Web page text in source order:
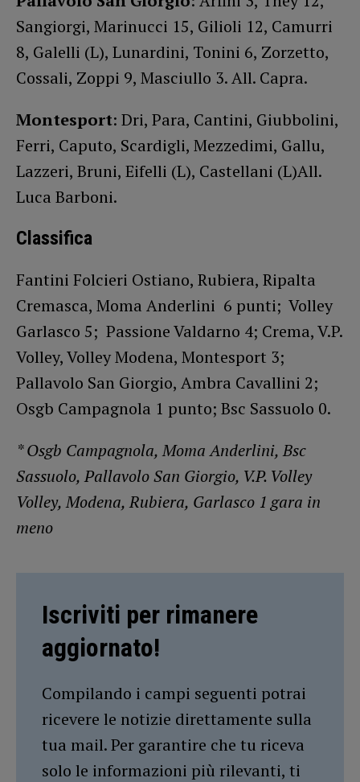
Sangiorgi, Marinucci 15, Gilioli 12, Camurri
8, Galelli (L), Lunardini, Tonini 6, Zorzetto,
Cossali, Zoppi 9, Masciullo 3. All. Capra.
Montesport: Dri, Para, Cantini, Giubbolini,
Ferri, Caputo, Scardigli, Mezzedimi, Gallu,
Lazzeri, Bruni, Eifelli (L), Castellani (L)All.
Luca Barboni.
Classifica
Fantini Folcieri Ostiano, Rubiera, Ripalta
Cremasca, Moma Anderlini 6 punti; Volley
Garlasco 5; Passione Valdarno 4; Crema, V.P.
Volley, Volley Modena, Montesport 3;
Pallavolo San Giorgio, Ambra Cavallini 2;
Osgb Campagnola 1 punto; Bsc Sassuolo 0.
* Osgb Campagnola, Moma Anderlini, Bsc
Sassuolo, Pallavolo San Giorgio, V.P. Volley
Volley, Modena, Rubiera, Garlasco 1 gara in
meno
Iscriviti per rimanere
aggiornato!
Compilando i campi seguenti potrai
ricevere le notizie direttamente sulla
tua mail. Per garantire che tu riceva
solo le informazioni più rilevanti, ti